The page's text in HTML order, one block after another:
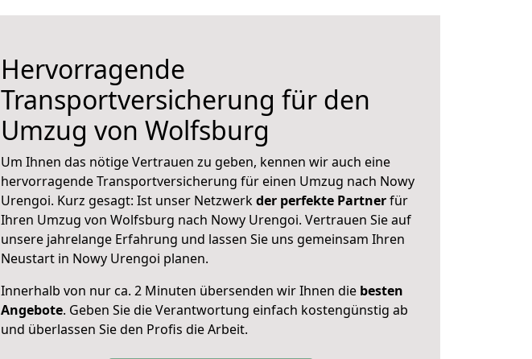
Hervorragende
Transportversicherung für den
Umzug von Wolfsburg
Um Ihnen das nötige Vertrauen zu geben, kennen wir auch eine
hervorragende Transportversicherung für einen Umzug nach Nowy
Urengoi. Kurz gesagt: Ist unser Netzwerkder perfekte Partnerfür
Ihren Umzug von Wolfsburg nach Nowy Urengoi. Vertrauen Sie auf
unsere jahrelange Erfahrung und lassen Sie uns gemeinsam Ihren
Neustart in Nowy Urengoi planen.
Innerhalb von nur ca. 2 Minuten übersenden wir Ihnen die besten
Angebote. Geben Sie die Verantwortung einfach kostengünstig ab
und überlassen Sie den Profis die Arbeit.